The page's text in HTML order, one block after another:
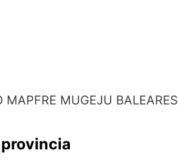
MAPFRE MUGEJU BALEARES